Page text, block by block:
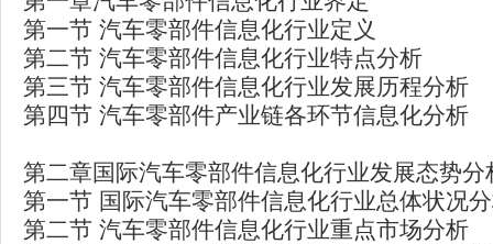
第一节 汽车零部件信息化行业定义
第二节 汽车零部件信息化行业特点分析
第三节 汽车零部件信息化行业发展历程分析
第四节 汽车零部件产业链各环节信息化分析
第二章国际汽车零部件信息化行业发展态势分
第一节 国际汽车零部件信息化行业总体状况
第二节 汽车零部件信息化行业重点市场分析